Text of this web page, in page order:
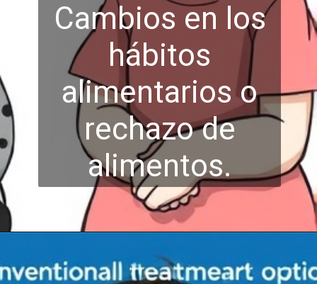
Cambios en los
hábitos
alimentarios o
rechazo de
alimentos.